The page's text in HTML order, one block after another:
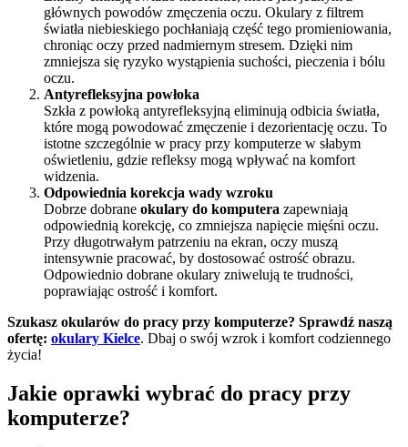
głównych powodów zmęczenia oczu. Okulary z filtrem
światła niebieskiego pochłaniają część tego promieniowania,
chroniąc oczy przed nadmiernym stresem. Dzięki nim
zmniejsza się ryzyko wystąpienia suchości, pieczenia i bólu
oczu.
Antyrefleksyjna powłoka
Szkła z powłoką antyrefleksyjną eliminują odbicia światła,
które mogą powodować zmęczenie i dezorientację oczu. To
istotne szczególnie w pracy przy komputerze w słabym
oświetleniu, gdzie refleksy mogą wpływać na komfort
widzenia.
Odpowiednia korekcja wady wzroku
Dobrze dobrane okulary do komputera zapewniają
odpowiednią korekcję, co zmniejsza napięcie mięśni oczu.
Przy długotrwałym patrzeniu na ekran, oczy muszą
intensywnie pracować, by dostosować ostrość obrazu.
Odpowiednio dobrane okulary zniwelują te trudności,
poprawiając ostrość i komfort.
Szukasz okularów do pracy przy komputerze? Sprawdź naszą
ofertę: okulary Kielce. Dbaj o swój wzrok i komfort codziennego
życia!
Jakie oprawki wybrać do pracy przy
komputerze?